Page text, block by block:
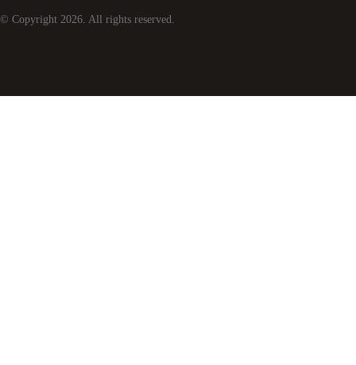
© Copyright 2026. All rights reserved.